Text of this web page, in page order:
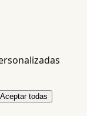
Aceptar todas